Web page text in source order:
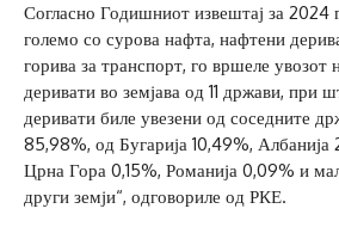
Согласно Годишниот извештај за 2024
големо со сурова нафта, нафтени
горива за транспорт, го вршеле увозот
деривати во земјава од 11 држави, при
деривати биле увезени од соседните
85,98%, од Бугарија 10,49%,
Црна Гора 0,15%, Романија 0,09% и
други земји“, одговориле од РКЕ.